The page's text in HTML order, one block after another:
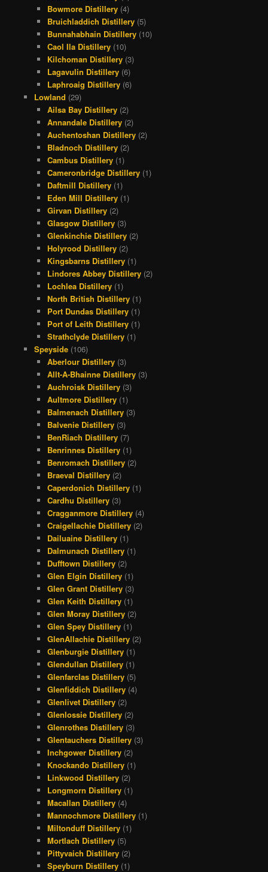
Bowmore Distillery (4)
Bruichladdich Distillery (5)
Bunnahabhain Distillery (10)
Caol Ila Distillery (10)
Kilchoman Distillery (3)
Lagavulin Distillery (6)
Laphroaig Distillery (6)
Lowland (29)
Ailsa Bay Distillery (2)
Annandale Distillery (2)
Auchentoshan Distillery (2)
Bladnoch Distillery (2)
Cambus Distillery (1)
Cameronbridge Distillery (1)
Daftmill Distillery (1)
Eden Mill Distillery (1)
Girvan Distillery (2)
Glasgow Distillery (3)
Glenkinchie Distillery (2)
Holyrood Distillery (2)
Kingsbarns Distillery (1)
Lindores Abbey Distillery (2)
Lochlea Distillery (1)
North British Distillery (1)
Port Dundas Distillery (1)
Port of Leith Distillery (1)
Strathclyde Distillery (1)
Speyside(106)
Aberlour Distillery (3)
Allt-A-Bhainne Distillery (3)
Auchroisk Distillery (3)
Aultmore Distillery (1)
Balmenach Distillery (3)
Balvenie Distillery (3)
BenRiach Distillery (7)
Benrinnes Distillery (1)
Benromach Distillery (2)
Braeval Distillery (2)
Caperdonich Distillery (1)
Cardhu Distillery (3)
Cragganmore Distillery (4)
Craigellachie Distillery (2)
Dailuaine Distillery (1)
Dalmunach Distillery (1)
Dufftown Distillery (2)
Glen Elgin Distillery (1)
Glen Grant Distillery (3)
Glen Keith Distillery (1)
Glen Moray Distillery (2)
Glen Spey Distillery (1)
GlenAllachie Distillery (2)
Glenburgie Distillery (1)
Glendullan Distillery (1)
Glenfarclas Distillery (5)
Glenfiddich Distillery (4)
Glenlivet Distillery (2)
Glenlossie Distillery (2)
Glenrothes Distillery (3)
Glentauchers Distillery (3)
Inchgower Distillery (2)
Knockando Distillery (1)
Linkwood Distillery (2)
Longmorn Distillery (1)
Macallan Distillery (4)
Mannochmore Distillery (1)
Miltonduff Distillery (1)
Mortlach Distillery (5)
Pittyvaich Distillery (2)
Speyburn Distillery (1)